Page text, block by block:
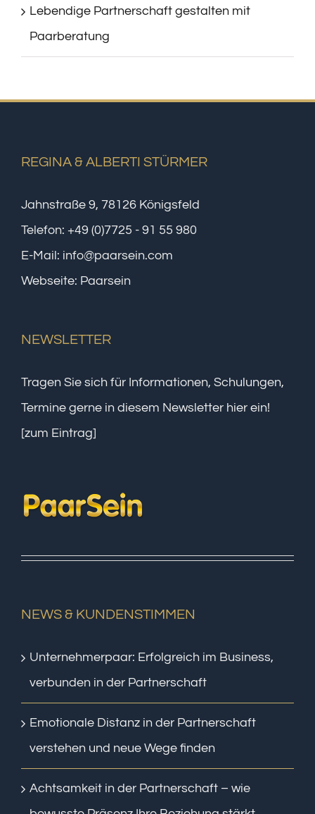
Lebendige Partnerschaft gestalten mit
Paarberatung
REGINA & ALBERTI STÜRMER
Jahnstraße 9, 78126 Königsfeld
Telefon: +49 (0)7725 - 91 55 980
E-Mail: info@paarsein.com
Webseite: Paarsein
NEWSLETTER
Tragen Sie sich für Informationen, Schulungen,
Termine gerne in diesem Newsletter hier ein!
[zum Eintrag]
NEWS & KUNDENSTIMMEN
Unternehmerpaar: Erfolgreich im Business,
verbunden in der Partnerschaft
Emotionale Distanz in der Partnerschaft
verstehen und neue Wege finden
Achtsamkeit in der Partnerschaft – wie